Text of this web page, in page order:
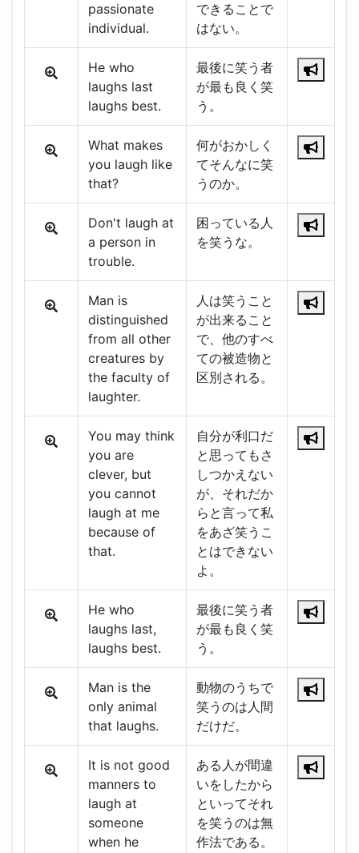
passionate
individual.
できることで
はない。
He who
laughs last
laughs best.
最後に笑う者
が最も良く笑
う。
What makes
you laugh like
that?
何がおかしく
てそんなに笑
うのか。
Don't laugh at
a person in
trouble.
困っている人
を笑うな。
Man is
distinguished
from all other
creatures by
the faculty of
laughter.
人は笑うこと
が出来ること
で、他のすべ
ての被造物と
区別される。
You may think
you are
clever, but
you cannot
laugh at me
because of
that.
自分が利口だ
と思ってもさ
しつかえない
が、それだか
らと言って私
をあざ笑うこ
とはできない
よ。
He who
laughs last,
laughs best.
最後に笑う者
が最も良く笑
う。
Man is the
only animal
that laughs.
動物のうちで
笑うのは人間
だけだ。
It is not good
manners to
laugh at
someone
when he
ある人が間違
いをしたから
といってそれ
を笑うのは無
作法である。